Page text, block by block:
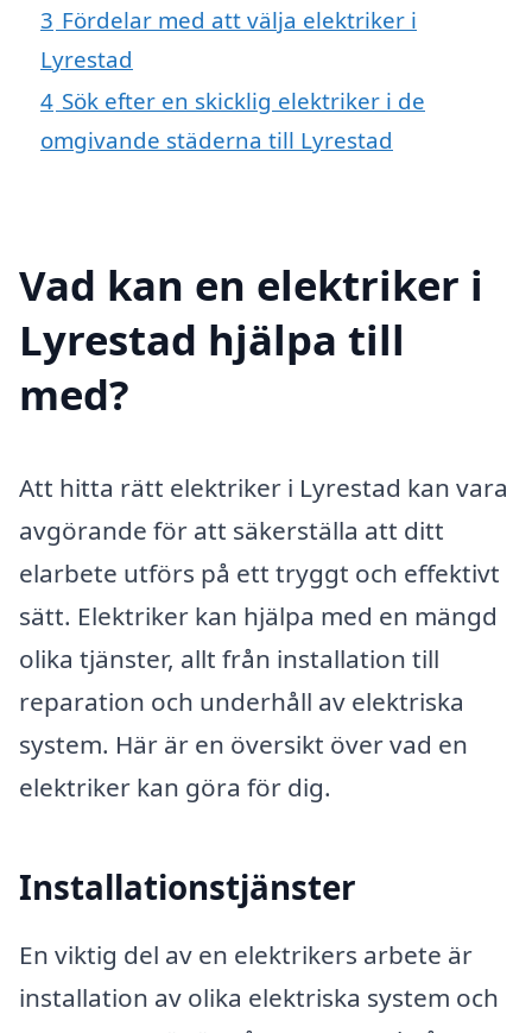
3 Fördelar med att välja elektriker i
Lyrestad
4 Sök efter en skicklig elektriker i de
omgivande städerna till Lyrestad
Vad kan en elektriker i
Lyrestad hjälpa till
med?
Att hitta rätt elektriker i Lyrestad kan vara
avgörande för att säkerställa att ditt
elarbete utförs på ett tryggt och effektivt
sätt. Elektriker kan hjälpa med en mängd
olika tjänster, allt från installation till
reparation och underhåll av elektriska
system. Här är en översikt över vad en
elektriker kan göra för dig.
Installationstjänster
En viktig del av en elektrikers arbete är
installation av olika elektriska system och